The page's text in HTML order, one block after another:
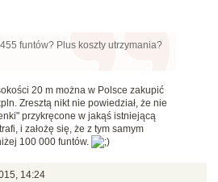
funtów? Plus koszty utrzymania?
20 m można w Polsce zakupić
Zresztą nikt nie powiedział, że nie
przykręcone w jakąś istniejącą
i założę się, że z tym samym
100 000 funtów.
14:24